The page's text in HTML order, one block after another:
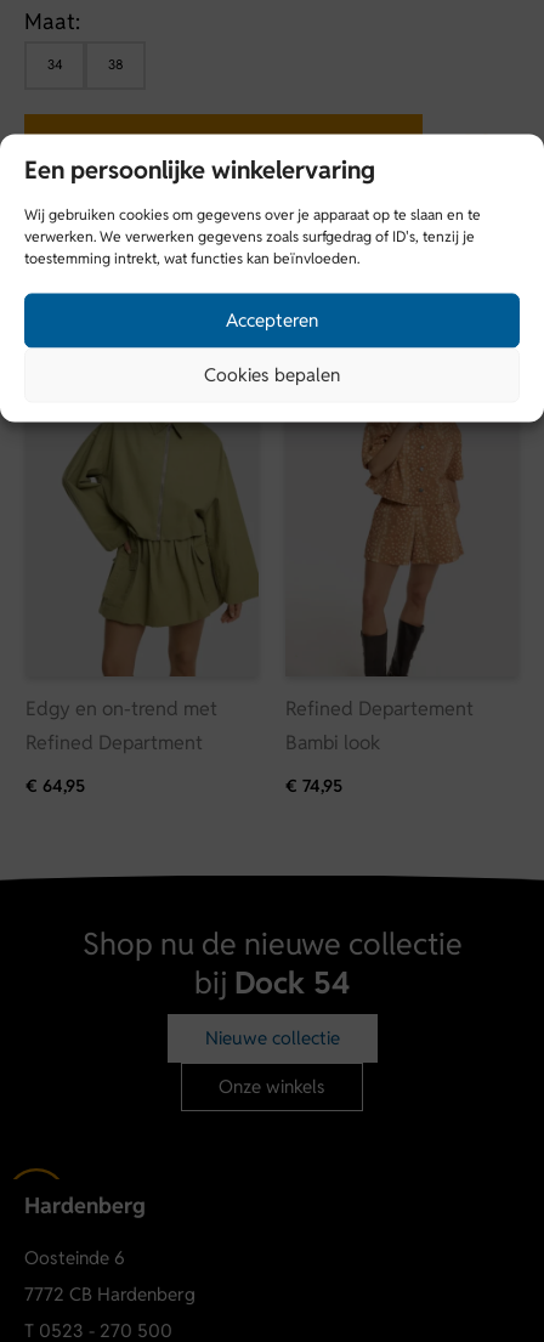
Een persoonlijke winkelervaring
Wij gebruiken cookies om gegevens over je apparaat op te slaan en te
verwerken. We verwerken gegevens zoals surfgedrag of ID's, tenzij je
toestemming intrekt, wat functies kan beïnvloeden.
Accepteren
Cookies bepalen
Maat:
34 38
Wat vind je hier van?
Edgy en on-trend met
Refined Department
€ 64,95
Refined Departement
Bambi look
€ 74,95
Shop nu de nieuwe collectie
bij Dock 54
Nieuwe collectie
Onze winkels
Hardenberg
Oosteinde 6
7772 CB Hardenberg
T 0523 - 270 500